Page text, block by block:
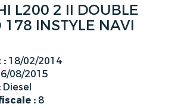
L200 2 II DOUBLE
INSTYLE NAVI
: 18/02/2014
08/2015
Diesel
: 8